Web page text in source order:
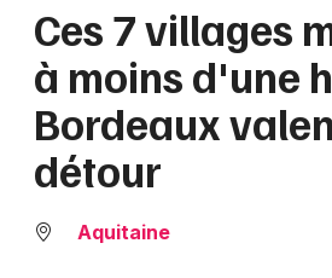
Grands événements
Activité & Expérience
Manifestations
Bordeaux
Colmar
Lille
Lyon
Marseille
Ces 7 villages
à moins d'une
Bordeaux
détour
Aquitaine
Quand ?
Aujourd'hui
Demain Ce week-